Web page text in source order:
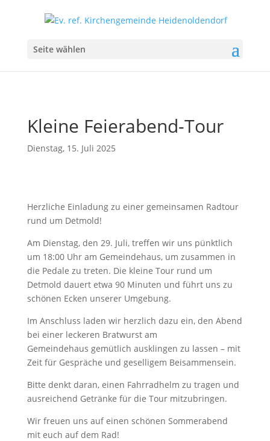
Seite wählen
Kleine Feierabend-Tour
Dienstag, 15. Juli 2025
Herzliche Einladung zu einer gemeinsamen Radtour
rund um Detmold!
Am Dienstag, den 29. Juli, treffen wir uns pünktlich
um 18:00 Uhr am Gemeindehaus, um zusammen in
die Pedale zu treten. Die kleine Tour rund um
Detmold dauert etwa 90 Minuten und führt uns zu
schönen Ecken unserer Umgebung.
Im Anschluss laden wir herzlich dazu ein, den Abend
bei einer leckeren Bratwurst am
Gemeindehaus gemütlich ausklingen zu lassen – mit
Zeit für Gespräche und geselligem Beisammensein.
Bitte denkt daran, einen Fahrradhelm zu tragen und
ausreichend Getränke für die Tour mitzubringen.
Wir freuen uns auf einen schönen Sommerabend
mit euch auf dem Rad!